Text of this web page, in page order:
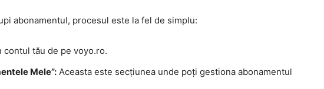
abonamentul, procesul este la fel de simplu:
contul tău de pe voyo.ro.
Mele”: Aceasta este secțiunea unde poți gestiona abonamentul